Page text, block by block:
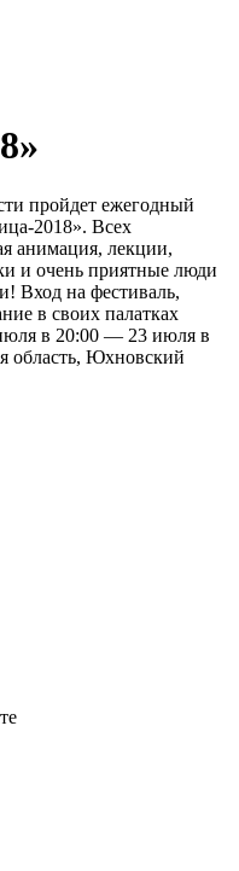
пройдет ежегодный
2018». Всех
анимация, лекции,
и очень приятные люди
Вход на фестиваль,
в своих палатках
в 20:00 — 23 июля в
область, Юхновский